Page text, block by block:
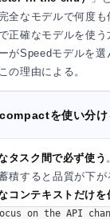
全なモデルで何度も
正確なモデルを使
がSpeedモデルを選
の理由による。
を使い分け
タスク間で必ず使う
積すると品質が下が
コンテキストだけを
on the API